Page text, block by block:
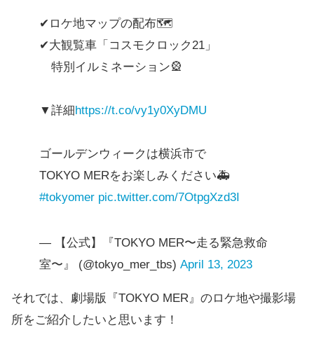
✔︎ロケ地マップの配布🗺
✔︎大観覧車「コスモクロック21」
特別イルミネーション🎡
▼詳細 https://t.co/vy1y0XyDMU
ゴールデンウィークは横浜市で
TOKYO MERをお楽しみください🚑
#tokyomer pic.twitter.com/7OtpgXzd3I
— 【公式】『TOKYO MER〜走る緊急救命
室〜』 (@tokyo_mer_tbs) April 13, 2023
それでは、劇場版『TOKYO MER』のロケ地や撮影場
所をご紹介したいと思います！